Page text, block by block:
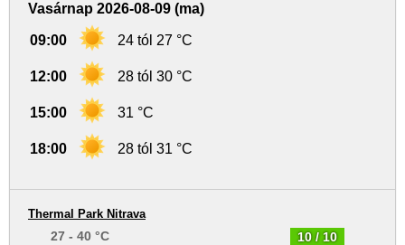
Vasárnap 2026-08-09 (ma)
09:00 24 tól 27 °C
12:00 28 tól 30 °C
15:00 31 °C
18:00 28 tól 31 °C
10 / 10
Thermal Park Nitrava
27 - 40 °C